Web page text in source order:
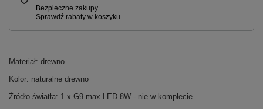
Materiał: drewno
Kolor: naturalne drewno
Źródło światła: 1 x G9 max LED 8W - nie w komplecie